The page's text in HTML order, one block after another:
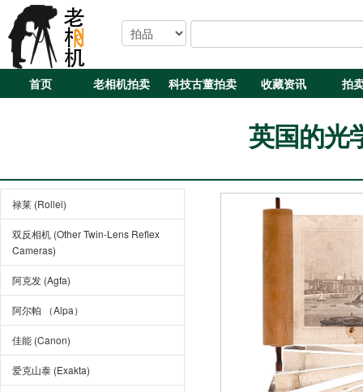
首页 老相机拍卖 科技古董拍卖 收藏资讯 拍
英国的光
禄莱 (Rollei)
双反相机 (Other Twin-Lens Reflex
Cameras)
阿克发 (Agfa)
阿尔帕 （Alpa）
佳能 (Canon)
爱克山泰 (Exakta)